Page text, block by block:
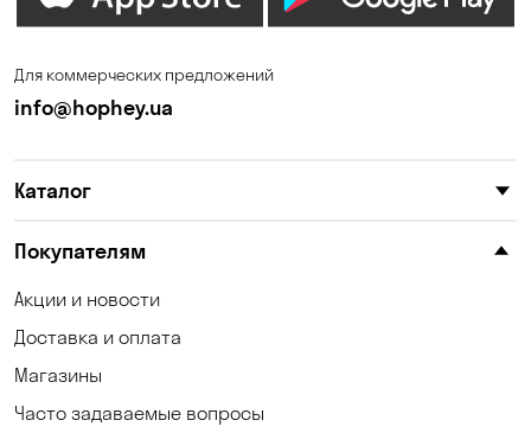
Для коммерческих предложений
info@hophey.ua
Каталог
Покупателям
Акции и новости
Доставка и оплата
Магазины
Часто задаваемые вопросы